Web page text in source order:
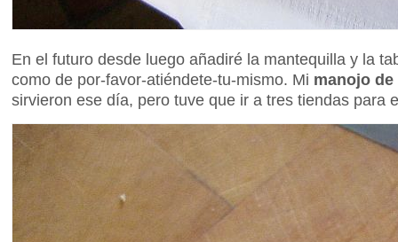
En el futuro desde luego añadiré la mantequilla y la
como de por-favor-atiéndete-tu-mismo. Mi manojo
sirvieron ese día, pero tuve que ir a tres tiendas para